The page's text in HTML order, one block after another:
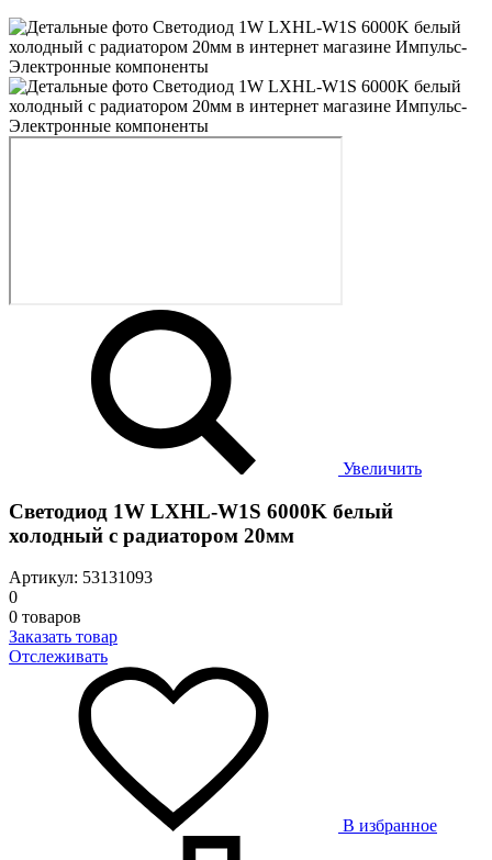
Увеличить
Светодиод 1W LXHL-W1S 6000K белый
холодный с радиатором 20мм
Артикул: 53131093
0
0 товаров
Заказать товар
Отслеживать
В избранное